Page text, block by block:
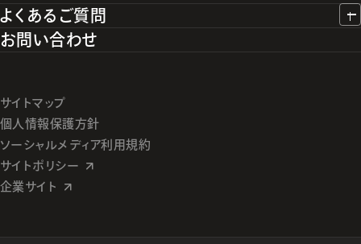
よくあるご質問
お問い合わせ
サイトマップ
個人情報保護方針
ソーシャルメディア利用規約
サイトポリシー
企業サイト